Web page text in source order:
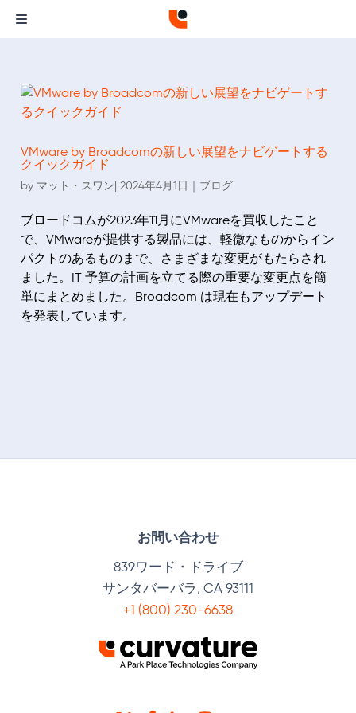
VMware by Broadcomの新しい展望をナビゲートする
クイックガイド
by マット・スワン| 2024年4月1日｜ ブログ
ブロードコムが2023年11月にVMwareを買収したこと
で、VMwareが提供する製品には、軽微なものからイン
パクトのあるものまで、さまざまな変更がもたらされ
ました。IT 予算の計画を立てる際の重要な変更点を簡
単にまとめました。Broadcom は現在もアップデート
を発表しています。
お問い合わせ
839ワード・ドライブ
サンタバーバラ, CA 93111
+1 (800) 230-6638